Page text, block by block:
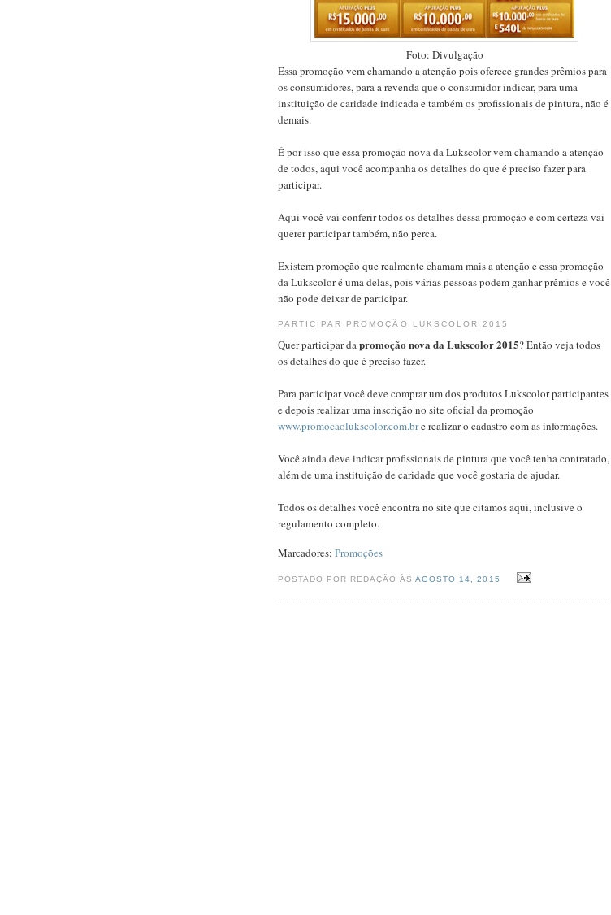
Foto: Divulgação
Essa promoção vem chamando a atenção pois oferece grandes prêmios para
os consumidores, para a revenda que o consumidor indicar, para uma
instituição de caridade indicada e também os profissionais de pintura, não é
demais.
É por isso que essa promoção nova da Lukscolor vem chamando a atenção
de todos, aqui você acompanha os detalhes do que é preciso fazer para
participar.
Aqui você vai conferir todos os detalhes dessa promoção e com certeza vai
querer participar também, não perca.
Existem promoção que realmente chamam mais a atenção e essa promoção
da Lukscolor é uma delas, pois várias pessoas podem ganhar prêmios e você
não pode deixar de participar.
PARTICIPAR PROMOÇÃO LUKSCOLOR 2015
Quer participar dapromoção nova da Lukscolor 2015? Então veja todos
os detalhes do que é preciso fazer.
Para participar você deve comprar um dos produtos Lukscolor participantes
e depois realizar uma inscrição no site oficial da promoção
www.promocaolukscolor.com.bre realizar o cadastro com as informações.
Você ainda deve indicar profissionais de pintura que você tenha contratado,
além de uma instituição de caridade que você gostaria de ajudar.
Todos os detalhes você encontra no site que citamos aqui, inclusive o
regulamento completo.
Marcadores: Promoções
POSTADO POR REDAÇÃO ÀSAGOSTO 14, 2015